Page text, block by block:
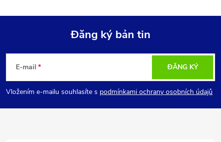
C
h
â
Đăng ký bản tin
E-mail
Vložením e-mailu souhlasíte s podmínkami ochrany osobních údajů
ĐĂNG KÝ